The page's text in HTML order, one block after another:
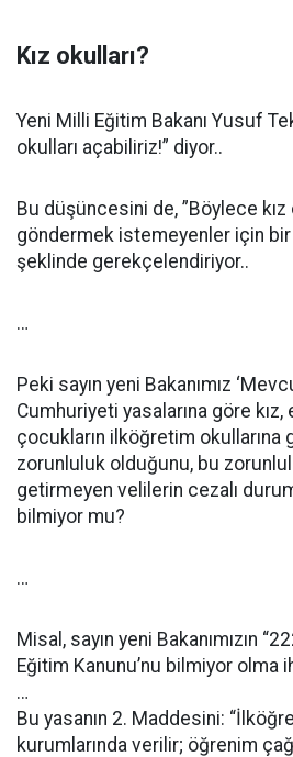
Kız okulları?
Yeni Milli Eğitim Bakanı Yusuf
okulları açabiliriz!” diyor..
Bu düşüncesini de, ”Böylece kız
göndermek istemeyenler için
şeklinde gerekçelendiriyor..
…
Peki sayın yeni Bakanımız
Cumhuriyeti yasalarına göre
çocukların ilköğretim okullarına
zorunluluk olduğunu, bu
getirmeyen velilerin cezalı
bilmiyor mu?
…
Misal, sayın yeni Bakanımızın
Eğitim Kanunu’nu bilmiyor olma
…
Bu yasanın 2. Maddesini:
kurumlarında verilir; öğrenim